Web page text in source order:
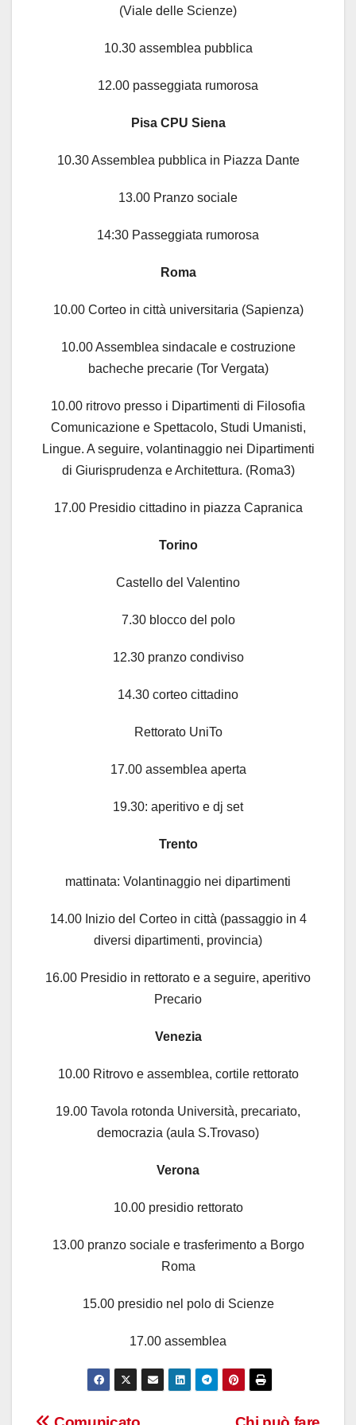
(Viale delle Scienze)
10.30 assemblea pubblica
12.00 passeggiata rumorosa
Pisa CPU Siena
10.30 Assemblea pubblica in Piazza Dante
13.00 Pranzo sociale
14:30 Passeggiata rumorosa
Roma
10.00 Corteo in città universitaria (Sapienza)
10.00 Assemblea sindacale e costruzione
bacheche precarie (Tor Vergata)
10.00 ritrovo presso i Dipartimenti di Filosofia
Comunicazione e Spettacolo, Studi Umanisti,
Lingue. A seguire, volantinaggio nei Dipartimenti
di Giurisprudenza e Architettura. (Roma3)
17.00 Presidio cittadino in piazza Capranica
Torino
Castello del Valentino
7.30 blocco del polo
12.30 pranzo condiviso
14.30 corteo cittadino
Rettorato UniTo
17.00 assemblea aperta
19.30: aperitivo e dj set
Trento
mattinata: Volantinaggio nei dipartimenti
14.00 Inizio del Corteo in città (passaggio in 4
diversi dipartimenti, provincia)
16.00 Presidio in rettorato e a seguire, aperitivo
Precario
Venezia
10.00 Ritrovo e assemblea, cortile rettorato
19.00 Tavola rotonda Università, precariato,
democrazia (aula S.Trovaso)
Verona
10.00 presidio rettorato
13.00 pranzo sociale e trasferimento a Borgo
Roma
15.00 presidio nel polo di Scienze
17.00 assemblea